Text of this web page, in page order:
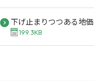
下げ止まりつつある地価
199.3KB